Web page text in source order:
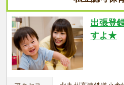
出張登
すよ★